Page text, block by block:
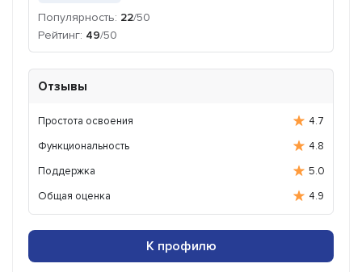
Популярность: 22/50
Рейтинг: 49/50
Отзывы
Простота освоения
4.7
Функциональность
4.8
Поддержка
5.0
Общая оценка
4.9
К профилю